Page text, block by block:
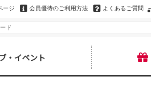
ージ 会員優待のご利用方法 よくあるご質問
・イベント